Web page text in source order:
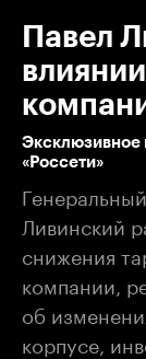
Павел
Эксклюзивное
«Россети»
Ливинский
снижения
компании,
об
корпусе,